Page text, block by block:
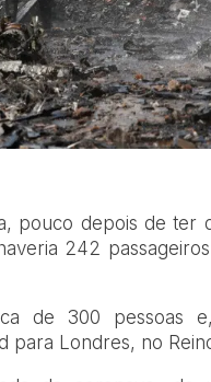
pouco depois de ter
242
de 300 pessoas
para Londres, no